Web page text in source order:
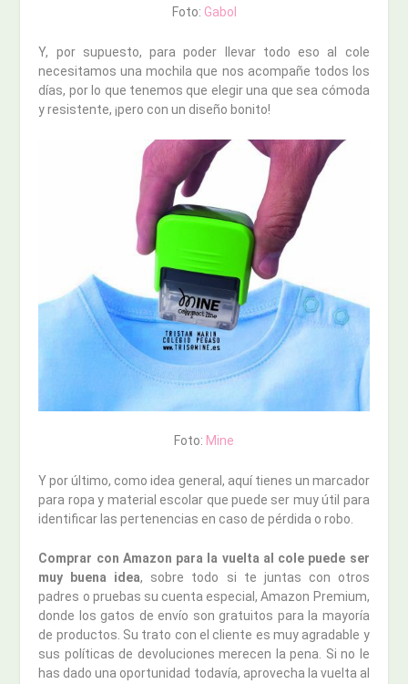
Foto: Gabol
Y, por supuesto, para poder llevar todo eso al cole
necesitamos una mochila que nos acompañe todos los
días, por lo que tenemos que elegir una que sea cómoda
y resistente, ¡pero con un diseño bonito!
Foto: Mine
Y por último, como idea general, aquí tienes un marcador
para ropa y material escolar que puede ser muy útil para
identificar las pertenencias en caso de pérdida o robo.
Comprar con Amazon para la vuelta al cole puede ser
muy buena idea, sobre todo si te juntas con otros
padres o pruebas su cuenta especial, Amazon Premium,
donde los gatos de envío son gratuitos para la mayoría
de productos. Su trato con el cliente es muy agradable y
sus políticas de devoluciones merecen la pena. Si no le
has dado una oportunidad todavía, aprovecha la vuelta al